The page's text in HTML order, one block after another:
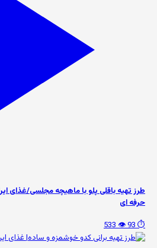
طرز تهیه باقلی پلو با ماهیچه مجلسی/غذای
حرفه ای
⏱️ 93
👁️ 533